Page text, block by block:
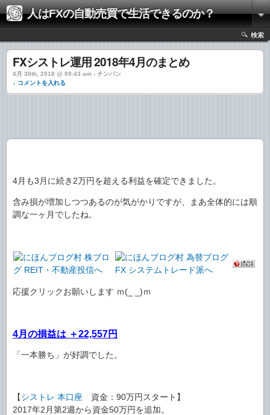
人はFXの自動売買で生活できるのか？
検索
FXシストレ運用 2018年4月のまとめ
4月 30th, 2018 @ 09:43 am › チンパン
↓ コメントを入れる
4月も3月に続き2万円を超える利益を確定できました。
含み損が増加しつつあるのが気がかりですが、まあ全体的には順
調な一ヶ月でしたね。
応援クリックお願いします ｍ(_ _)ｍ
4月の損益は ＋22,557円
「一本勝ち」が好調でした。
【シストレ 本口座 資金：90万円スタート】
2017年2月第2週から資金50万円を追加。